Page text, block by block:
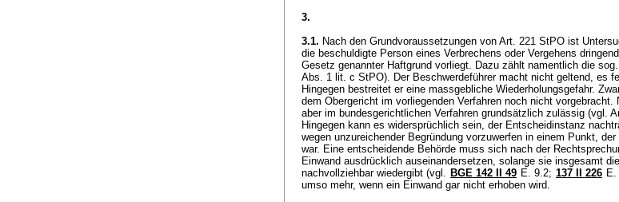
3.
3.1. Nach den Grundvoraussetzungen von Art. 221 StPO ist
die beschuldigte Person eines Verbrechens oder Vergehens
Gesetz genannter Haftgrund vorliegt. Dazu zählt namentlich die
Abs. 1 lit. c StPO). Der Beschwerdeführer macht nicht geltend, es
Hingegen bestreitet er eine massgebliche Wiederholungsgefahr.
dem Obergericht im vorliegenden Verfahren noch nicht vorgebracht.
aber im bundesgerichtlichen Verfahren grundsätzlich zulässig (vgl.
Hingegen kann es widersprüchlich sein, der Entscheidinstanz
wegen unzureichender Begründung vorzuwerfen in einem Punkt,
war. Eine entscheidende Behörde muss sich nach der
Einwand ausdrücklich auseinandersetzen, solange sie insgesamt
nachvollziehbar wiedergibt (vgl. BGE 142 II 49 E. 9.2; 137 II 226
umso mehr, wenn ein Einwand gar nicht erhoben wird.